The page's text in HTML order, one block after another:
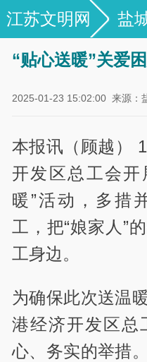
江苏文明网 盐
“贴心送暖”关爱
2025-01-23 15:02:00 来源：
本报讯（顾越）
开发区总工会开
暖”活动，多措
工，把“娘家人”
工身边。
为确保此次送温
港经济开发区总
心、务实的举措